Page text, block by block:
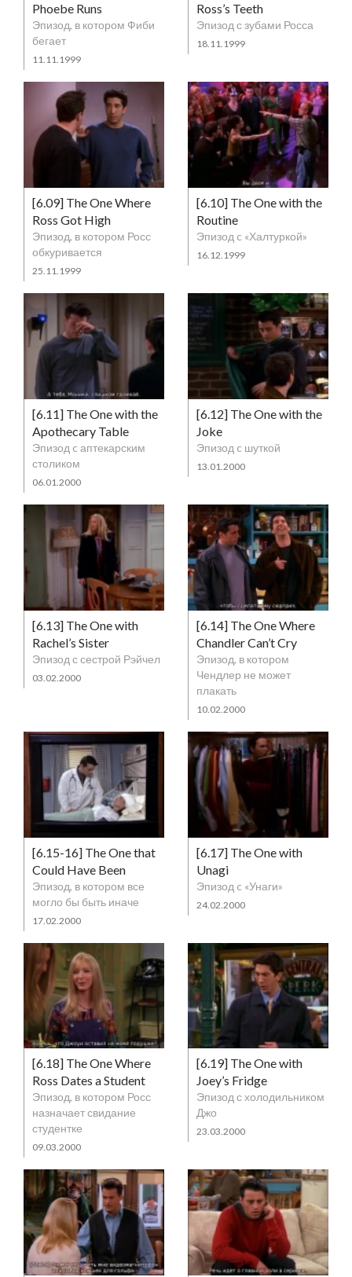
Phoebe Runs
Эпизод, в котором Фиби
бегает
11.11.1999
Ross’s Teeth
Эпизод с зубами Росса
18.11.1999
[6.09] The One Where
Ross Got High
Эпизод, в котором Росс
обкуривается
25.11.1999
[6.10] The One with the
Routine
Эпизод c «Халтуркой»
16.12.1999
[6.11] The One with the
Apothecary Table
Эпизод c аптекарским
столиком
06.01.2000
[6.12] The One with the
Joke
Эпизод c шуткой
13.01.2000
[6.13] The One with
Rachel’s Sister
Эпизод с сестрой Рэйчел
03.02.2000
[6.14] The One Where
Chandler Can’t Cry
Эпизод, в котором
Чендлер не может
плакать
10.02.2000
[6.15-16] The One that
Could Have Been
Эпизод, в котором все
могло бы быть иначе
17.02.2000
[6.17] The One with
Unagi
Эпизод c «Унаги»
24.02.2000
[6.18] The One Where
Ross Dates a Student
Эпизод, в котором Росс
назначает свидание
студентке
09.03.2000
[6.19] The One with
Joey’s Fridge
Эпизод с холодильником
Джо
23.03.2000